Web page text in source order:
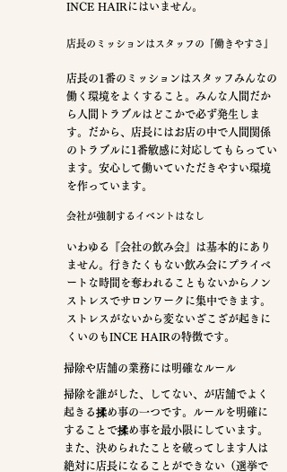
INCE HAIRにはいません。
店長のミッションはスタッフの『働きやすさ』
店長の1番のミッションはスタッフみんなの
働く環境をよくすること。 ​みんな人間だか
ら人間トラブルはどこかで必ず発生しま
す。だから、店長にはお店の中で人間関係
のトラブルに1番敏感に対応してもらってい
ます。安心して働いていただきやすい環境
を作っています。
会社が強制するイベントはなし
いわゆる『会社の飲み会』は基本的にあり
ません。行きたくもない飲み会にプライベ
ートな時間を奪われることもないからノン
ストレスでサロンワークに集中できます。
ストレスがないから変ないざこざが起きに
くいのもINCE HAIRの特徴です。
掃除や店舗の業務には明確なルール
掃除を誰がした、してない、が店舗でよく
起きる揉め事の一つです。ルールを明確に
することで揉め事を最小限にしています。
また、決められたことを破ってします人は
絶対に店長になることができない（選挙で